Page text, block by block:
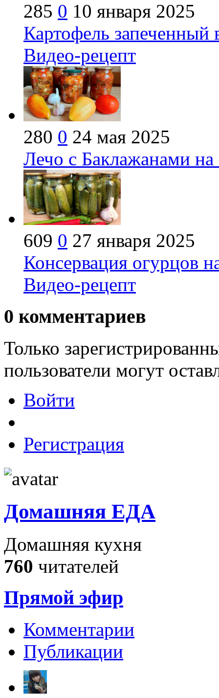
285 0 10 января 2025
Картофель
Видео-рецепт
280 0 24 мая 2025
Лечо с Баклажанами
609 0 27 января 2025
Консервация огурцов
Видео-рецепт
0 комментариев
Только
пользователи могут
Войти
Регистрация
Домашняя ЕДА
Домашняя кухня
760 читателей
Прямой эфир
Комментарии
Публикации